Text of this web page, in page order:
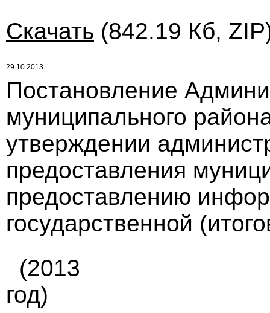
Скачать (842.19 Кб,
29.10.2013
Постановление
муниципального
утверждении
предоставления
предоставлению
государственной
(2013
год)